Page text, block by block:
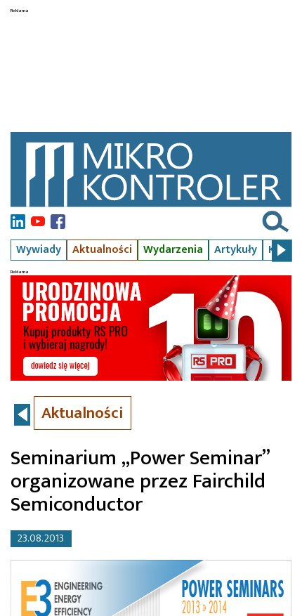
Wywiady Aktualności Wydarzenia Artykuły Kursy
Aktualności
Seminarium „Power Seminar”
organizowane przez Fairchild
Semiconductor
23.08.2013